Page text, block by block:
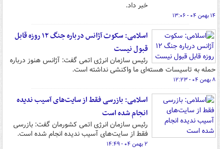
خبر داد.
۱۴ بهمن ۰۴ - ۱۳:۰۶
اسلامی: سکوت آژانس درباره جنگ ۱۲ روزه قابل
قبول نیست
رئیس سازمان انرژی اتمی گفت: آژانس هنوز درباره
حمله به تاسیسات هسته‌ای ما واکنشی نداشته است.
۸ بهمن ۰۴ - ۱۲:۲۳
اسلامی: بازرسی فقط از سایت‌های آسیب ندیده
انجام شده است
رئیس سازمان انرژی اتمی کشورمان گفت: بازرسی
فقط از سایت‌های آسیب ندیده انجام شده است.
۲ بهمن ۰۴ - ۱۴:۴۹